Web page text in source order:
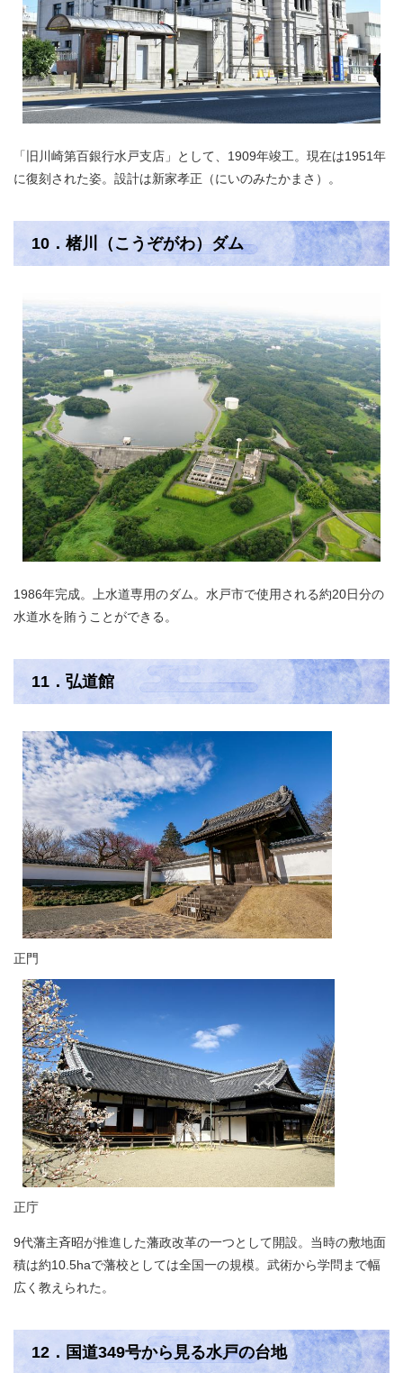
「旧川崎第百銀行水戸支店」として、1909年竣工。現在は1951年
に復刻された姿。設計は新家孝正（にいのみたかまさ）。
10．楮川（こうぞがわ）ダム
1986年完成。上水道専用のダム。水戸市で使用される約20日分の
水道水を賄うことができる。
11．弘道館
正門​
正庁
9代藩主斉昭が推進した藩政改革の一つとして開設。当時の敷地面
積は約10.5haで藩校としては全国一の規模。武術から学問まで幅
広く教えられた。
12．国道349号から見る水戸の台地